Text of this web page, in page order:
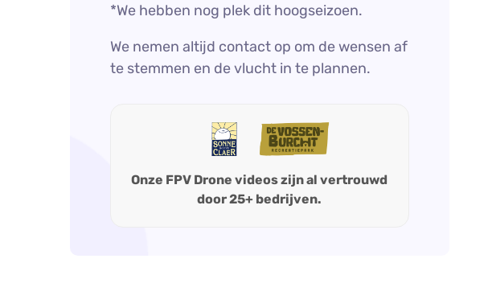
*We hebben nog plek dit hoogseizoen.
We nemen altijd contact op om de wensen af
te stemmen en de vlucht in te plannen.
Onze FPV Drone videos zijn al vertrouwd
door 25+ bedrijven.